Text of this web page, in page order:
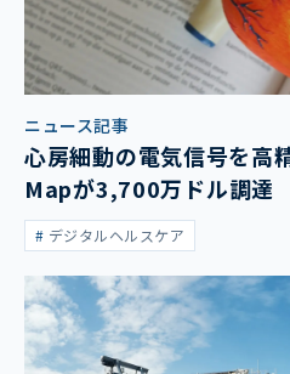
ニュース記事
心房細動の電気信号を高
Mapが3,700万ドル調達
デジタルヘルスケア